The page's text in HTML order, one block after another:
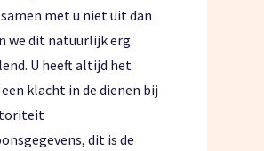
met u niet uit dan
we dit natuurlijk erg
U heeft altijd het
klacht in de dienen bij
dit is de